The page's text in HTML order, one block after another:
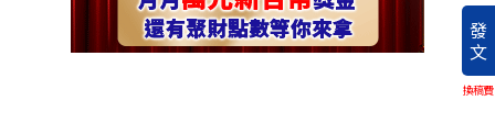
發
文
換稿費